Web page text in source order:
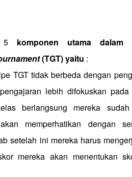
5 komponen utama dalam
(TGT) yaitu :
TGT tidak berbeda dengan
lebih difokuskan
berlangsung mereka
memperhatikan dengan
setelah ini mereka harus
mereka akan menentukan